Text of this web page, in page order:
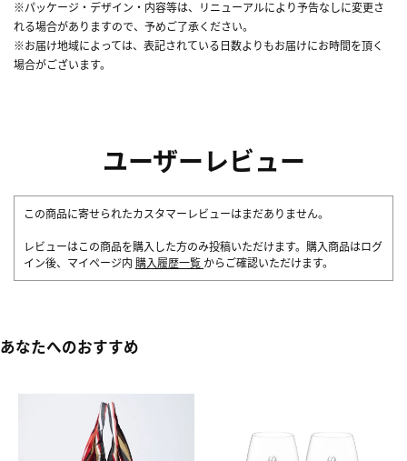
※パッケージ・デザイン・内容等は、リニューアルにより予告なしに変更さ
れる場合がありますので、予めご了承ください。
※お届け地域によっては、表記されている日数よりもお届けにお時間を頂く
場合がございます。
ユーザーレビュー
この商品に寄せられたカスタマーレビューはまだありません。
レビューはこの商品を購入した方のみ投稿いただけます。購入商品はログ
イン後、マイページ内 購入履歴一覧 からご確認いただけます。
あなたへのおすすめ